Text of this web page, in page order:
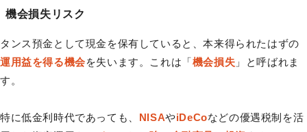
機会損失リスク
タンス預金として現金を保有していると、本来得られたはずの
運用益を得る機会を失います。これは「 機会損失 」と呼ばれま
す。
特に低金利時代であっても、 NISAやiDeCoなどの優遇税制を活